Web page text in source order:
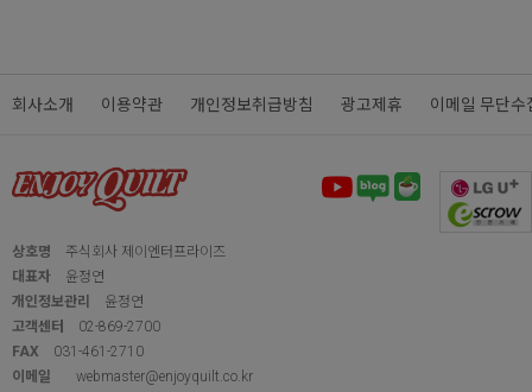
회사소개 이용약관 개인정보취급방침 광고제휴 이메일 무단수
상호명
주식회사 제이엔터프라이즈
대표자
윤정연
개인정보관리
윤정연
고객센터
02-869-2700
FAX
031-461-2710
이메일
webmaster@enjoyquilt.co.kr